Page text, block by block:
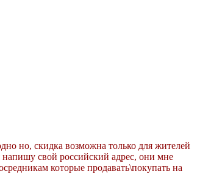
но, скидка возможна только для жителей
свой российский адрес, они мне
которые продавать\покупать на